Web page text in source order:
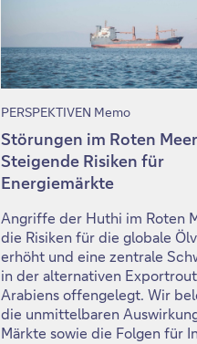
PERSPEKTIVEN Memo
Störungen im Roten
Steigende Risiken für
Energiemärkte
Angriffe der Huthi im Roten
die Risiken für die globale
erhöht und eine zentrale
in der alternativen
Arabiens offengelegt. Wir
die unmittelbaren
Märkte sowie die Folgen für